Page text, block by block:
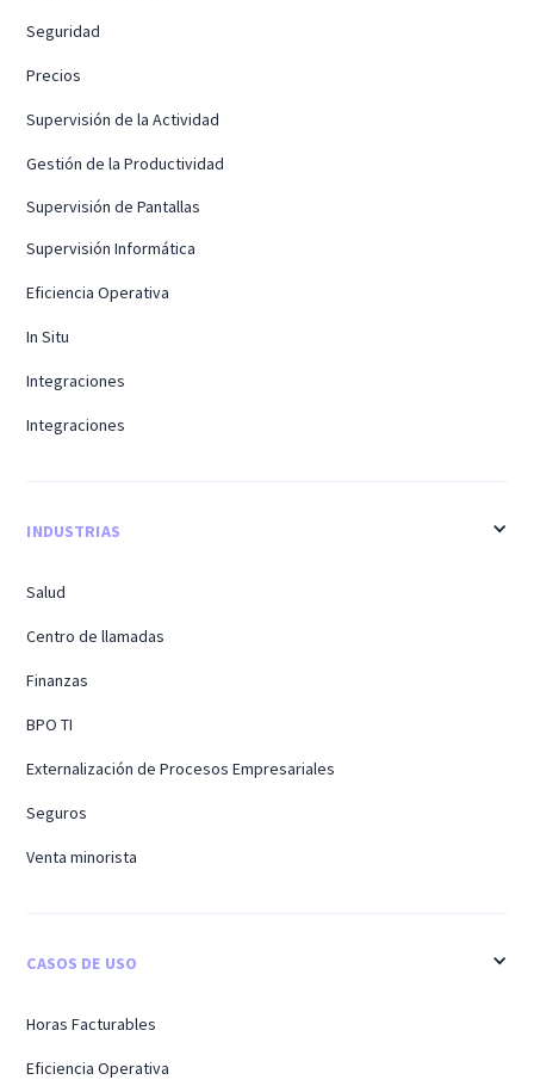
Seguridad
Precios
Supervisión de la Actividad
Gestión de la Productividad
Supervisión de Pantallas
Supervisión Informática
Eficiencia Operativa
In Situ
Integraciones
Integraciones
INDUSTRIAS
Salud
Centro de llamadas
Finanzas
BPO TI
Externalización de Procesos Empresariales
Seguros
Venta minorista
CASOS DE USO
Horas Facturables
Eficiencia Operativa